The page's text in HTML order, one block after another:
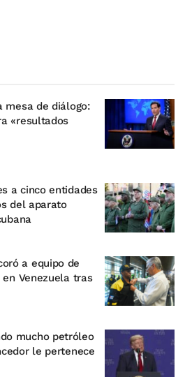
mesa de diálogo:
«resultados
a cinco entidades
del aparato
a equipo de
Venezuela tras
mucho petróleo
le pertenece